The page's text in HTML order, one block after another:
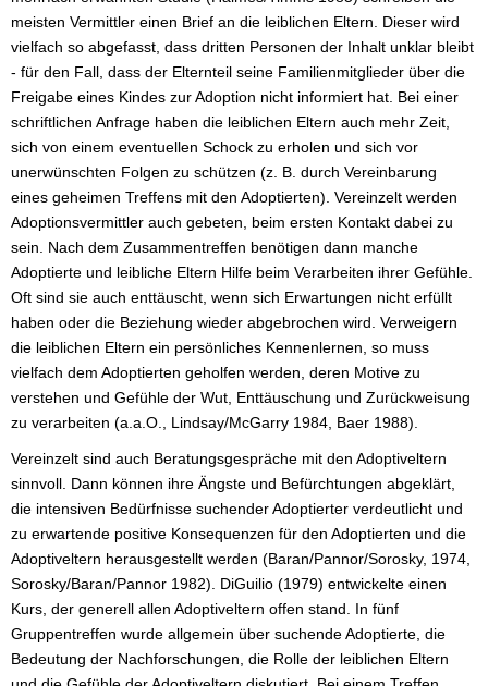
meisten Vermittler einen Brief an die leiblichen Eltern. Dieser wird
vielfach so abgefasst, dass dritten Personen der Inhalt unklar bleibt
- für den Fall, dass der Elternteil seine Familienmitglieder über die
Freigabe eines Kindes zur Adoption nicht informiert hat. Bei einer
schriftlichen Anfrage haben die leiblichen Eltern auch mehr Zeit,
sich von einem eventuellen Schock zu erholen und sich vor
unerwünschten Folgen zu schützen (z. B. durch Vereinbarung
eines geheimen Treffens mit den Adoptierten). Vereinzelt werden
Adoptionsvermittler auch gebeten, beim ersten Kontakt dabei zu
sein. Nach dem Zusammentreffen benötigen dann manche
Adoptierte und leibliche Eltern Hilfe beim Verarbeiten ihrer Gefühle.
Oft sind sie auch enttäuscht, wenn sich Erwartungen nicht erfüllt
haben oder die Beziehung wieder abgebrochen wird. Verweigern
die leiblichen Eltern ein persönliches Kennenlernen, so muss
vielfach dem Adoptierten geholfen werden, deren Motive zu
verstehen und Gefühle der Wut, Enttäuschung und Zurückweisung
zu verarbeiten (a.a.O., Lindsay/McGarry 1984, Baer 1988).
Vereinzelt sind auch Beratungsgespräche mit den Adoptiveltern
sinnvoll. Dann können ihre Ängste und Befürchtungen abgeklärt,
die intensiven Bedürfnisse suchender Adoptierter verdeutlicht und
zu erwartende positive Konsequenzen für den Adoptierten und die
Adoptiveltern herausgestellt werden (Baran/Pannor/Sorosky, 1974,
Sorosky/Baran/Pannor 1982). DiGuilio (1979) entwickelte einen
Kurs, der generell allen Adoptiveltern offen stand. In fünf
Gruppentreffen wurde allgemein über suchende Adoptierte, die
Bedeutung der Nachforschungen, die Rolle der leiblichen Eltern